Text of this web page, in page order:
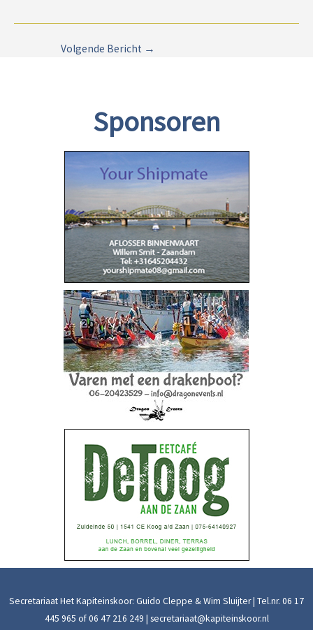
Volgende Bericht →
Sponsoren
Secretariaat Het Kapiteinskoor: Guido Cleppe & Wim Sluijter | Tel.nr. 06 17
445 965 of06 47 216 249 | secretariaat@kapiteinskoor.nl